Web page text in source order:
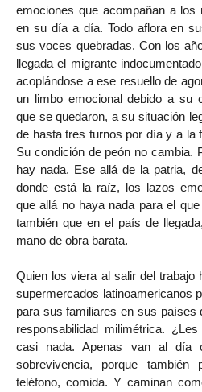
emociones que acompañan a los
en su día a día. Todo aflora en
sus voces quebradas. Con los
llegada el migrante
acoplándose a ese resuello de
un limbo emocional debido a su
que se quedaron, a su situación
de hasta tres turnos por día y a la
Su condición de peón no cambia.
hay nada. Ese allá de la patria,
donde está la raíz, los lazos
que allá no haya nada para el
también que en el país de
mano de obra barata.
Quien los viera al salir del trabajo
supermercados latinoamericanos
para sus familiares en sus países
responsabilidad milimétrica.
casi nada. Apenas van al día
sobrevivencia, porque también
teléfono, comida. Y caminan